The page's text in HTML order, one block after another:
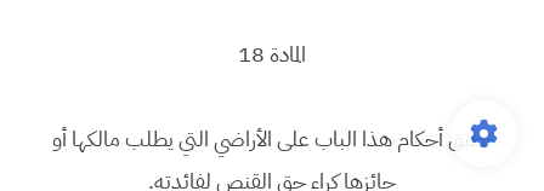
المادة 18
تطبق أحكام هذا الباب على الأراضي التي يطلب مالكها أو
حائزها كراء حق القنص لفائدته.